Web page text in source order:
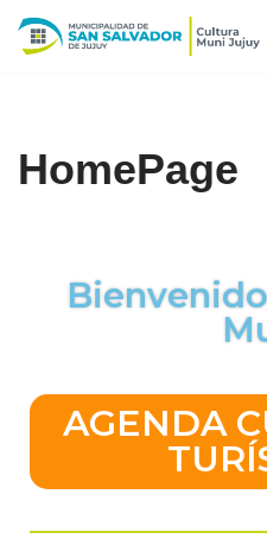
HomePage
AGENDA